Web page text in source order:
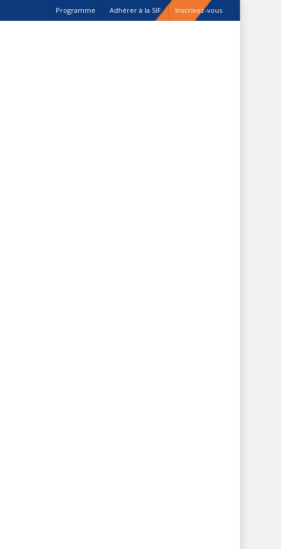
Programme Adhérer à la SIF Inscrivez-vous